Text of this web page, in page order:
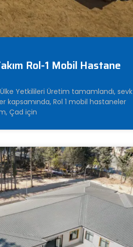
Rol-1 Mobil Hastane
Yetkilileri Üretim tamamlandı, sevk
kapsamında, Rol 1 mobil hastaneler
Çad için